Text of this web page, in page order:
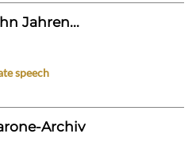
Jahren...
speech
Archiv